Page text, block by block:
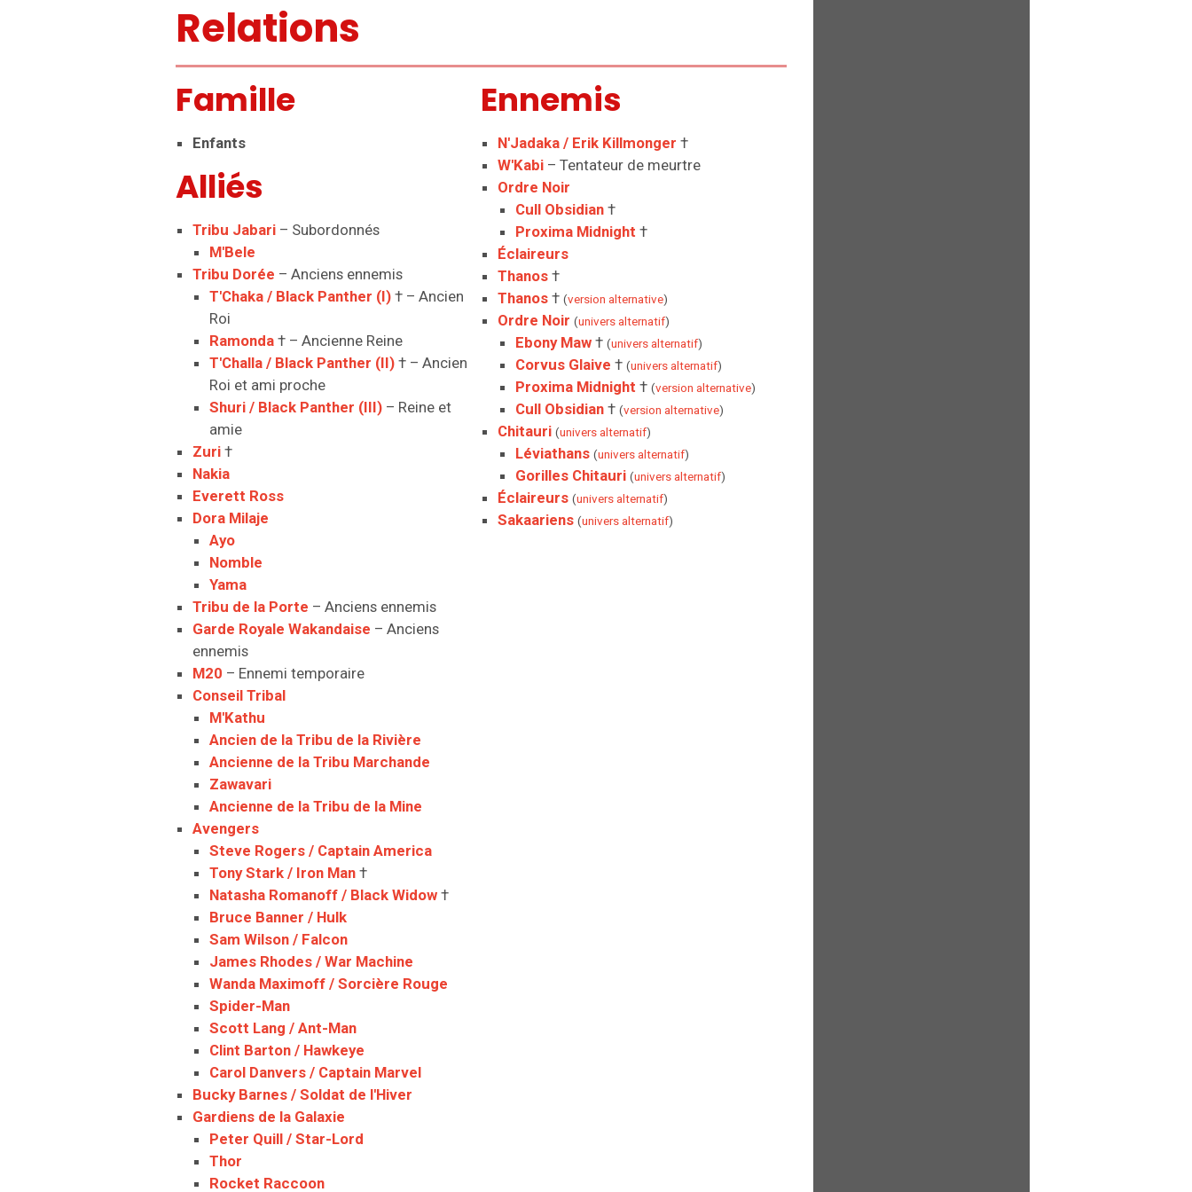
Relations
Famille
Enfants
Alliés
Tribu Jabari – Subordonnés
M'Bele
Tribu Dorée – Anciens ennemis
T'Chaka / Black Panther (I) † – Ancien
Roi
Ramonda † – Ancienne Reine
T'Challa / Black Panther (II) † – Ancien
Roi et ami proche
Shuri / Black Panther (III) – Reine et
amie
Zuri †
Nakia
Everett Ross
Dora Milaje
Ayo
Nomble
Yama
Tribu de la Porte – Anciens ennemis
Garde Royale Wakandaise – Anciens
ennemis
M20 – Ennemi temporaire
Conseil Tribal
M'Kathu
Ancien de la Tribu de la Rivière
Ancienne de la Tribu Marchande
Zawavari
Ancienne de la Tribu de la Mine
Avengers
Steve Rogers / Captain America
Tony Stark / Iron Man †
Natasha Romanoff / Black Widow †
Bruce Banner / Hulk
Sam Wilson / Falcon
James Rhodes / War Machine
Wanda Maximoff / Sorcière Rouge
Spider-Man
Scott Lang / Ant-Man
Clint Barton / Hawkeye
Carol Danvers / Captain Marvel
Bucky Barnes / Soldat de l'Hiver
Gardiens de la Galaxie
Peter Quill / Star-Lord
Thor
Rocket Raccoon
Ennemis
N'Jadaka / Erik Killmonger †
W'Kabi – Tentateur de meurtre
Ordre Noir
Cull Obsidian †
Proxima Midnight †
Éclaireurs
Thanos †
Thanos †(version alternative)
Ordre Noir (univers alternatif)
Ebony Maw † (univers alternatif)
Corvus Glaive † (univers alternatif)
Proxima Midnight † (version alternative)
Cull Obsidian † (version alternative)
Chitauri (univers alternatif)
Léviathans (univers alternatif)
Gorilles Chitauri (univers alternatif)
Éclaireurs (univers alternatif)
Sakaariens (univers alternatif)